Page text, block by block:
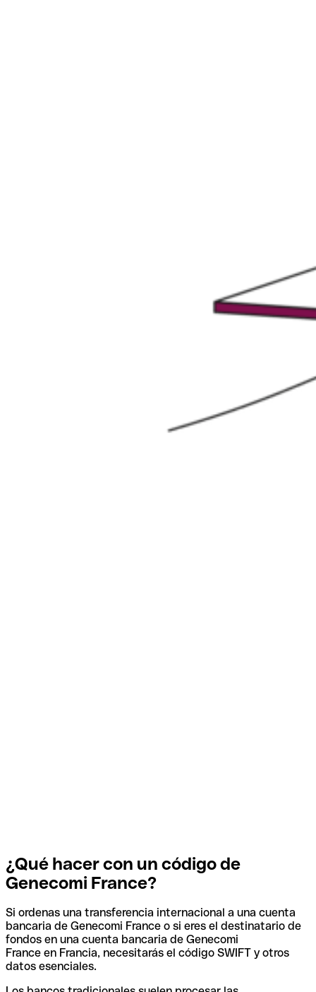
¿Qué hacer con un código de
Genecomi France?
Si ordenas una transferencia internacional a una cuenta
bancaria de Genecomi France o si eres el destinatario de
fondos en una cuenta bancaria de Genecomi
France en Francia, necesitarás el código SWIFT y otros
datos esenciales.